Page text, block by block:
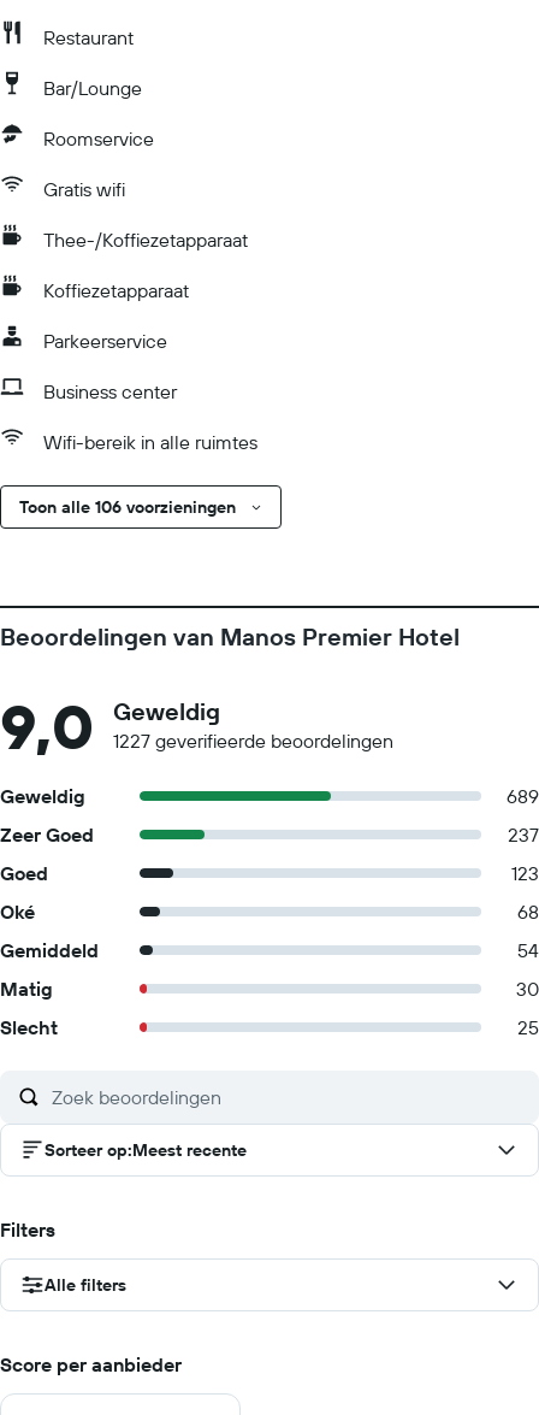
Restaurant
Bar/Lounge
Roomservice
Gratis wifi
Thee-/Koffiezetapparaat
Koffiezetapparaat
Parkeerservice
Business center
Wifi-bereik in alle ruimtes
Toon alle 106 voorzieningen
Beoordelingen van Manos Premier Hotel
9,0 Geweldig
1227 geverifieerde beoordelingen
Geweldig
689
Zeer Goed
237
Goed
123
Oké
68
Gemiddeld
54
Matig
30
Slecht
25
Sorteer op:Meest recente
Filters
Alle filters
Score per aanbieder